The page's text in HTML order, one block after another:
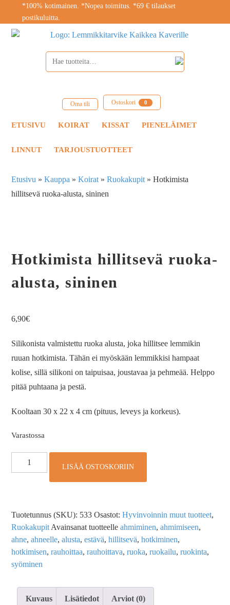
*100% kotimainen. *Nopea toimitus. *69 € tilaukset
postikuluitta.
Oma tili Ostoskori 0
ETUSIVU KOIRAT KISSAT PIENELÄIMET
LINNUT TARJOUSTUOTTEET
Etusivu »Kauppa »Koirat »Ruokakupit »Hotkimista
hillitsevä ruoka-alusta, sininen
Hotkimista hillitsevä ruoka-
alusta, sininen
6,90€
Silikonista valmistettu ruoka alusta, joka hillitsee lemmikin
ruuan hotkimista. Tähän ei myöskään lemmikkisi hampaat
kolise, sillä silikoni on taipuisaa, joustavaa ja pehmeää. Helppo
pitää puhtaana ja pestä.
Kooltaan 30 x 22 x 4 cm (pituus, leveys ja korkeus).
Varastossa
LISÄÄ OSTOSKORIIN
Tuotetunnus (SKU): 533 Osastot:Hyvinvoinnin muut tuotteet,
Ruokakupit Avainsanat tuotteelleahmiminen,ahmimiseen,
ahne,ahneelle,alusta,estävä,hillitsevä,hotkiminen,
hotkimisen,rauhoittaa,rauhoittava,ruoka,ruokailu,ruokinta,
syöminen
Kuvaus Lisätiedot Arviot (0)